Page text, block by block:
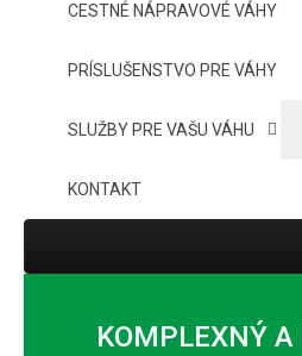
CESTNÉ NÁPRAVOVÉ VÁHY
PRÍSLUŠENSTVO PRE VÁHY
SLUŽBY PRE VAŠU VÁHU
KONTAKT
CESTNÉ MOSTOVÉ VÁHY
KOMPLEXNÝ